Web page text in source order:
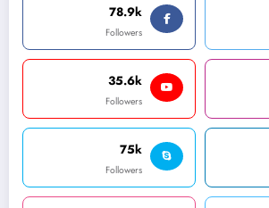
78.9k
Followers
35.6k
Followers
75k
Followers